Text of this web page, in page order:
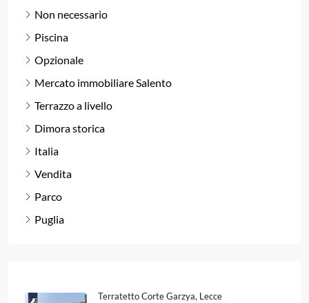
Non necessario
Piscina
Opzionale
Mercato immobiliare Salento
Terrazzo a livello
Dimora storica
Italia
Vendita
Parco
Puglia
Terratetto Corte Garzya, Lecce